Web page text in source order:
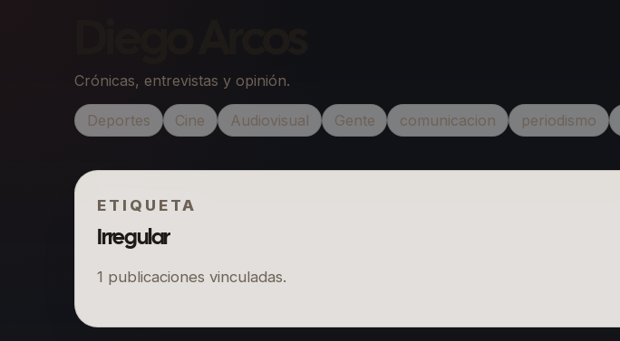
Crónicas, entrevistas y opinión.
Deportes Cine Audiovisual Gente comunicacion periodismo
ETIQUETA
Irregular
1 publicaciones vinculadas.